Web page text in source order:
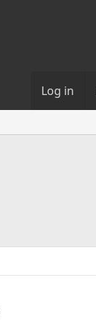
Log in